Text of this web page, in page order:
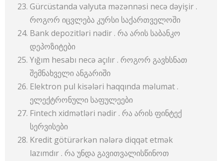
Gürcüstanda valyuta məzənnəsi necə dəyişir .
როგორ იცვლება კურსი საქართველოში
Bank depozitləri nədir . რა არის საბანკო
დეპოზიტები
Yığım hesabı necə açılır . როგორ გავხსნათ
შემნახველი ანგარიში
Elektron pul kisələri haqqında məlumat .
ელექტრონული საფულეები
Fintech xidmətləri nədir . რა არის ფინტექ
სერვისები
Kredit götürərkən nələrə diqqət etmək
lazımdır . რა უნდა გავითვალისწინოთ